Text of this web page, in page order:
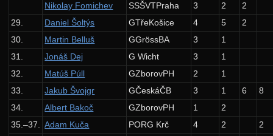
Nikolay Fomichev
SSŠVTPraha 3 2
2
29.
Daniel Šoltýs GTřeKošice 4 5
2
30.
Martin Belluš GGrössBA 3
1
31.
Jonáš Dej G Wicht 3
1
32.
Matúš Púll GZborovPH 2
1
33.
Jakub Švojgr GČeskáČB 3 1 6
8
34.
Albert Bakoč GZborovPH 1
2
35.–37.
Adam Kuča PORG Krč 4 2
2
Vyhledávací stromy
Geometrie
Výsledky KSP-X
33. ročník: 20/21
32. ročník: 19/20
31. ročník: 18/19
30. ročník: 17/18